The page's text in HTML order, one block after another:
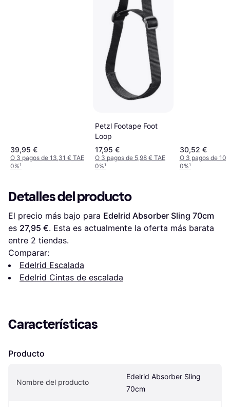
39,95 €
O 3 pagos de 13,31 € TAE
0%¹
Petzl Footape Foot
Loop
17,95 €
O 3 pagos de 5,98 € TAE
0%¹
30,52 €
O 3 pagos de
0%¹
Detalles del producto
El precio más bajo para Edelrid Absorber Sling 70cm
es 27,95 €. Esta es actualmente la oferta más barata
entre 2 tiendas.
Comparar:
Edelrid Escalada
Edelrid Cintas de escalada
Características
Producto
Nombre del producto
Edelrid Absorber Sling
70cm